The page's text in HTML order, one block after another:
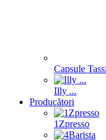
Capsule
Illy ...
Producători
1Zpresso